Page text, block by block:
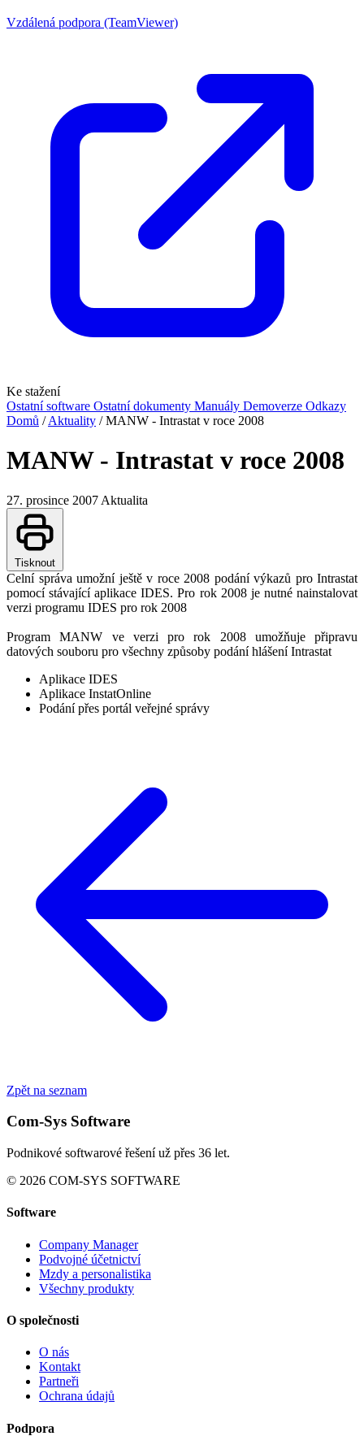
Vzdálená podpora (TeamViewer)
Ke stažení
Ostatní software Ostatní dokumenty Manuály Demoverze Odkazy
Domů / Aktuality / MANW - Intrastat v roce 2008
MANW - Intrastat v roce 2008
27. prosince 2007 Aktualita
Tisknout
Celní správa umožní ještě v roce 2008 podání výkazů pro Intrastat
pomocí stávající aplikace IDES. Pro rok 2008 je nutné nainstalovat
verzi programu IDES pro rok 2008
Program MANW ve verzi pro rok 2008 umožňuje připravu
datových souboru pro všechny způsoby podání hlášení Intrastat
Aplikace IDES
Aplikace InstatOnline
Podání přes portál veřejné správy
Zpět na seznam
Com-Sys Software
Podnikové softwarové řešení už přes 36 let.
© 2026 COM-SYS SOFTWARE
Software
Company Manager
Podvojné účetnictví
Mzdy a personalistika
Všechny produkty
O společnosti
O nás
Kontakt
Partneři
Ochrana údajů
Podpora